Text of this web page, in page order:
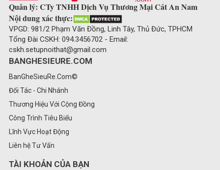
Quản lý: CTy TNHH Dịch Vụ Thương Mại Cát An Nam
Nội dung xác thực:
VPGD: 981/2 Phạm Văn Đồng, Linh Tây, Thủ Đức, TPHCM
Tổng Đài CSKH: 094.3456702 - Email:
cskh.setupnoithat@gmail.com
BANGHESIEURE.COM
BanGheSieuRe.Com©
Đối Tác - Chi Nhánh
Thương Hiệu Với Cộng Đồng
Công Trình Tiêu Biểu
Lĩnh Vực Hoạt Động
Liên hệ Tư Vấn
TÀI KHOẢN CỦA BẠN